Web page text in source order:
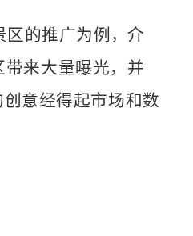
区的推广为例 ，介
来大量曝光，并
意经得起市场和数